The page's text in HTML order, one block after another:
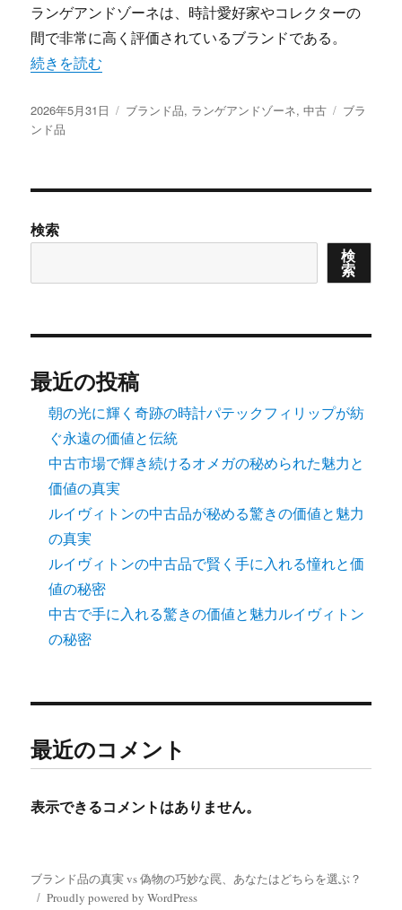
ランゲアンドゾーネは、時計愛好家やコレクターの
間で非常に高く評価されているブランドである。
“ランゲアンドゾーネの時計が秘める資産価値と一生もの
続きを読む
投
稿
2026年5月31日
カ
ー
ブランド品, ランゲアンドゾーネ,中古
タ
ブラ
ンド品
検索
検
索
最近の投稿
朝の光に輝く奇跡の時計パテックフィリップが紡
ぐ永遠の価値と伝統
中古市場で輝き続けるオメガの秘められた魅力と
価値の真実
ルイヴィトンの中古品が秘める驚きの価値と魅力
の真実
ルイヴィトンの中古品で賢く手に入れる憧れと価
値の秘密
中古で手に入れる驚きの価値と魅力ルイヴィトン
の秘密
最近のコメント
表示できるコメントはありません。
ブランド品の真実 vs 偽物の巧妙な罠、あなたはどちらを選ぶ？
Proudly powered by WordPress